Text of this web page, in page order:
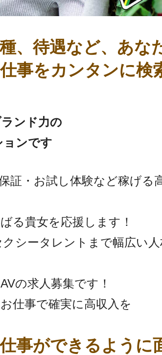
、待遇など、あな
事をカンタンに検
ンド力の
ンです
証・お試し体験など稼げる
る貴女を応援します！
シータレントまで幅広い
の求人募集です！
仕事で確実に高収入を
事ができるように